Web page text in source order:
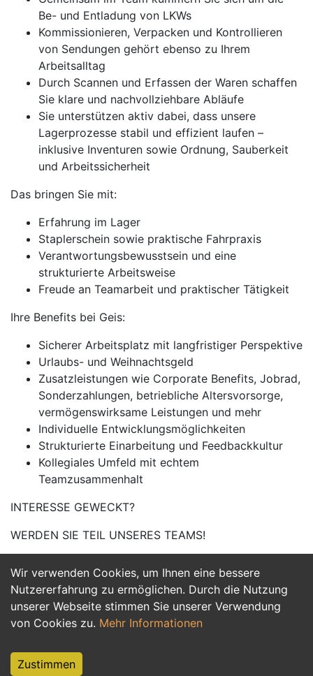
Wir verwenden Cookies, um Ihnen eine bessere
Nutzererfahrung zu ermöglichen. Durch die Nutzung
unserer Webseite stimmen Sie unserer Verwendung
von Cookies zu. Mehr Informationen
Zustimmen
Be- und Entladung von LKWs
Kommissionieren, Verpacken und Kontrollieren
von Sendungen gehört ebenso zu Ihrem
Arbeitsalltag
Durch Scannen und Erfassen der Waren schaffen
Sie klare und nachvollziehbare Abläufe
Sie unterstützen aktiv dabei, dass unsere
Lagerprozesse stabil und effizient laufen –
inklusive Inventuren sowie Ordnung, Sauberkeit
und Arbeitssicherheit
Das bringen Sie mit:
Erfahrung im Lager
Staplerschein sowie praktische Fahrpraxis
Verantwortungsbewusstsein und eine
strukturierte Arbeitsweise
Freude an Teamarbeit und praktischer Tätigkeit
Ihre Benefits bei Geis:
Sicherer Arbeitsplatz mit langfristiger Perspektive
Urlaubs- und Weihnachtsgeld
Zusatzleistungen wie Corporate Benefits, Jobrad,
Sonderzahlungen, betriebliche Altersvorsorge,
vermögenswirksame Leistungen und mehr
Individuelle Entwicklungsmöglichkeiten
Strukturierte Einarbeitung und Feedbackkultur
Kollegiales Umfeld mit echtem
Teamzusammenhalt
INTERESSE GEWECKT?
WERDEN SIE TEIL UNSERES TEAMS!
Jetzt Bewerben